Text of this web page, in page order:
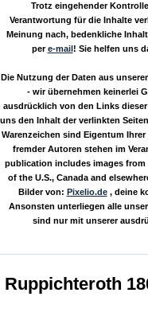
Trotz eingehender
Verantwortung für die Inhalte
Meinung nach, bedenkliche
pere-mail! Sie helfen uns
Die Nutzung der Daten aus
- wir übernehmen keinerlei
ausdrücklich von den Links
uns den Inhalt der verlinkten
Warenzeichen sind Eigentum
fremder Autoren stehen im
publication includes images from
of the U.S., Canada and
Bilder von: Pixelio.de, deine
Ansonsten unterliegen alle
sind nur mit unserer
Ruppichteroth